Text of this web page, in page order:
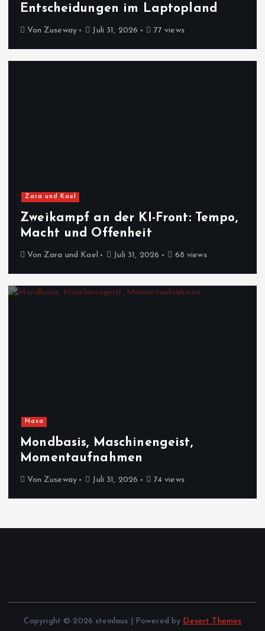
Entscheidungen im Laptopland
Von Zuseway Juli 31, 2026 77 views
Zara und Kael
Zweikampf an der KI-Front: Tempo,
Macht und Offenheit
Von Zara und Kael Juli 31, 2026 68 views
Nasa
Mondbasis, Maschinengeist,
Momentaufnahmen
Von Zuseway Juli 31, 2026 74 views
Copyright © 2026 steinlaus | Powered by Desert Themes